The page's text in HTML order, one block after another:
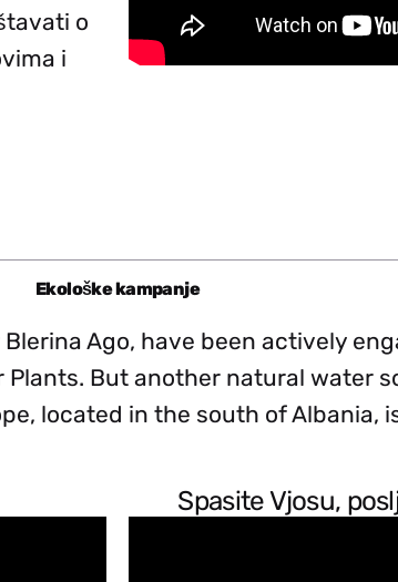
o
i
Ekološke kampanje
Ago, have been actively
But another natural water
located in the south of Albania,
Spasite Vjosu,